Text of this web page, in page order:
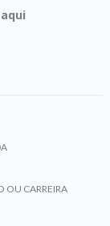
aqui
OU CARREIRA